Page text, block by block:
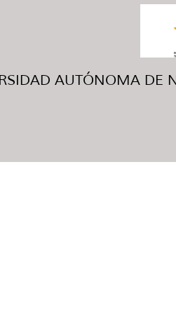
AUTÓNOMA DE